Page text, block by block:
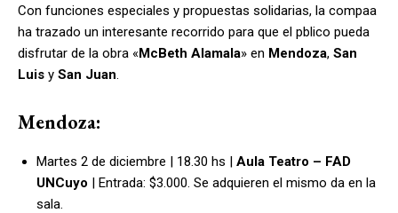
Con funciones especiales y propuestas solidarias, la compaa
ha trazado un interesante recorrido para que el pblico pueda
disfrutar de la obra «McBeth Alamala» en Mendoza, San
Luis y San Juan.
Mendoza:
Martes 2 de diciembre | 18.30 hs | Aula Teatro – FAD
UNCuyo | Entrada: $3.000. Se adquieren el mismo da en la
sala.